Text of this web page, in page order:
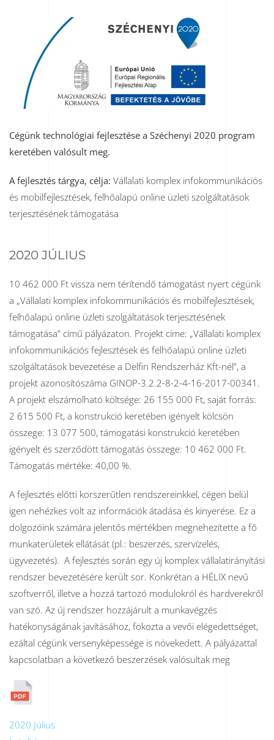
Cégünk technológiai fejlesztése a Széchenyi 2020 program
keretében valósult meg.
A fejlesztés tárgya, célja: Vállalati komplex infokommunikációs
és mobilfejlesztések, felhőalapú online üzleti szolgáltatások
terjesztésének támogatása
2020 JÚLIUS
10 462 000 Ft vissza nem térítendő támogatást nyert cégünk
a „Vállalati komplex infokommunikációs és mobilfejlesztések,
felhőalapú online üzleti szolgáltatások terjesztésének
támogatása” című pályázaton. Projekt címe: „Vállalati komplex
infokommunikációs fejlesztések és felhőalapú online üzleti
szolgáltatások bevezetése a Delfin Rendszerház Kft-nél”, a
projekt azonosítószáma GINOP-3.2.2-8-2-4-16-2017-00341.
A projekt elszámolható költsége: 26 155 000 Ft, saját forrás:
2 615 500 Ft, a konstrukció keretében igényelt kölcsön
összege: 13 077 500, támogatási konstrukció keretében
igényelt és szerződött támogatás összege: 10 462 000 Ft.
Támogatás mértéke: 40,00 %.
A fejlesztés előtti korszerűtlen rendszereinkkel, cégen belül
igen nehézkes volt az információk átadása és kinyerése. Ez a
dolgozóink számára jelentős mértékben megnehezítette a fő
munkaterületek ellátását (pl.: beszerzés, szervízelés,
ügyvezetés). A fejlesztés során egy új komplex vállalatirányítási
rendszer bevezetésére került sor. Konkrétan a HÉLIX nevű
szoftverről, illetve a hozzá tartozó modulokról és hardverekről
van szó. Az új rendszer hozzájárult a munkavégzés
hatékonyságának javításához, fokozta a vevői elégedettséget,
ezáltal cégünk versenyképessége is növekedett. A pályázattal
kapcsolatban a következő beszerzések valósultak meg
2020 Július